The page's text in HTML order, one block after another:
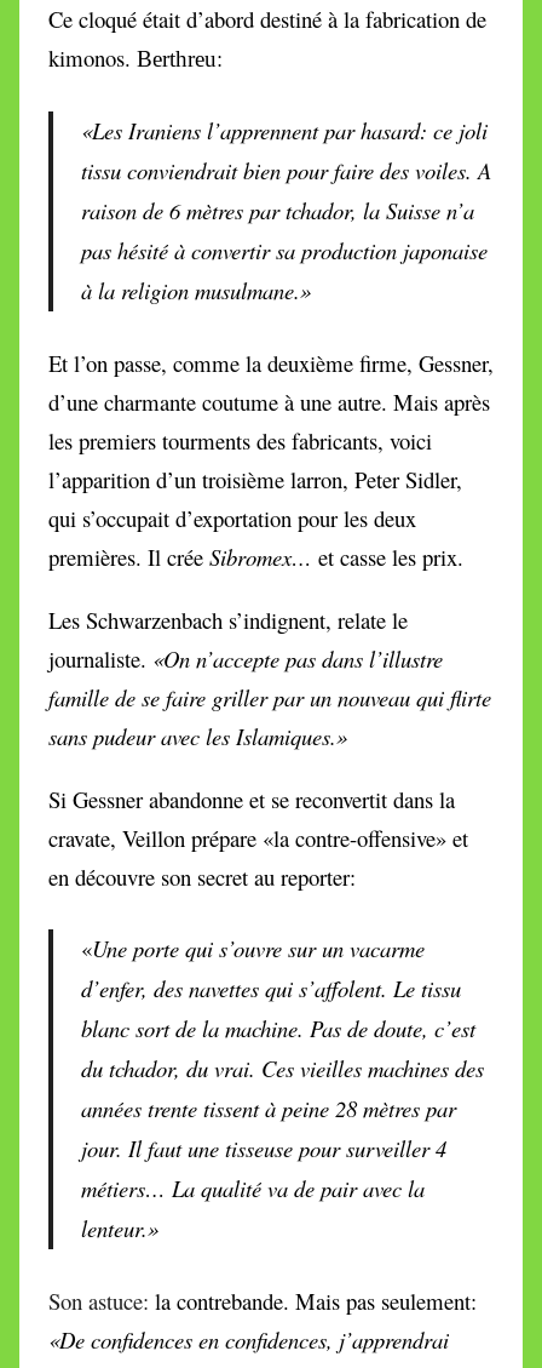
Ce cloqué était d’abord destiné à la fabrication de
kimonos. Berthreu:
«Les Iraniens l’apprennent par hasard: ce joli
tissu conviendrait bien pour faire des voiles. A
raison de 6 mètres par tchador, la Suisse n’a
pas hésité à convertir sa production japonaise
à la religion musulmane.»
Et l’on passe, comme la deuxième firme, Gessner,
d’une charmante coutume à une autre. Mais après
les premiers tourments des fabricants, voici
l’apparition d’un troisième larron, Peter Sidler,
qui s’occupait d’exportation pour les deux
premières. Il crée Sibromex… et casse les prix.
Les Schwarzenbach s’indignent, relate le
journaliste. «On n’accepte pas dans l’illustre
famille de se faire griller par un nouveau qui flirte
sans pudeur avec les Islamiques.»
Si Gessner abandonne et se reconvertit dans la
cravate, Veillon prépare «la contre-offensive» et
en découvre son secret au reporter:
«Une porte qui s’ouvre surun vacarme
d’enfer, des navettes qui s’affolent. Le tissu
blanc sort de la machine. Pas de doute, c’est
du tchador, du vrai. Ces vieilles machines des
années trente tissent à peine 28 mètres par
jour. Il faut une tisseuse pour surveiller 4
métiers… La qualité va de pair avec la
lenteur.»
Son astuce: la contrebande. Mais pas seulement:
«De confidences en confidences, j’apprendrai